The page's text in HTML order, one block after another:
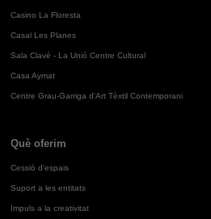
Casino La Floresta
Casal Les Planes
Sala Clavé - La Unió Centre Cultural
Casa Aymat
Centre Grau-Garriga d'Art Tèxtil Contemporani
Què oferim
Cessió d'espais
Suport a les entitats
Impuls a la creativitat